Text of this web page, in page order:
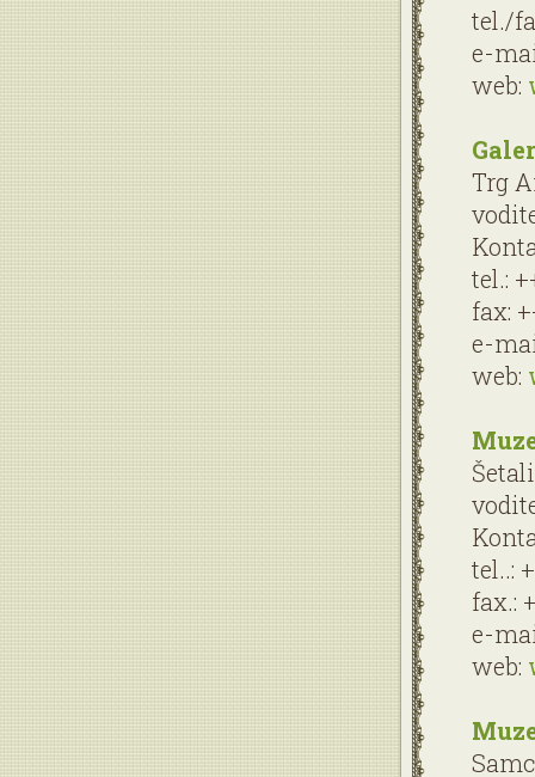
tel./
e-
web:
Trg
tel.:
fax:
e-
web:
tel..:
fax.:
e-
web: